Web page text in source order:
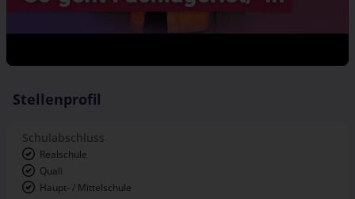
Stellenprofil
Schulabschluss
Realschule
Quali
Haupt- / Mittelschule